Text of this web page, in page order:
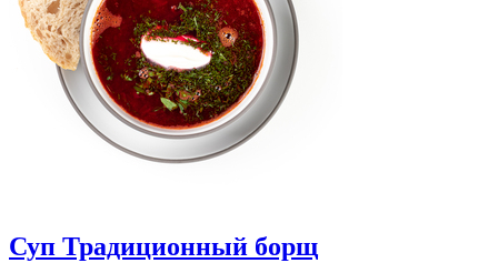
Суп Традиционный борщ